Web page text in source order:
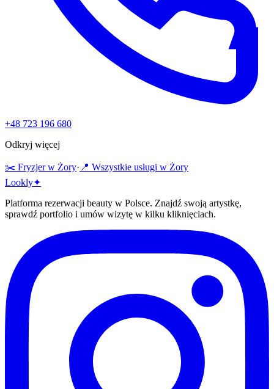
+48 723 196 680
Odkryj więcej
✂️ Fryzjerw Żory· 📍 Wszystkie usługi w Żory
Lookly✦
Platforma rezerwacji beauty w Polsce. Znajdź swoją artystkę,
sprawdź portfolio i umów wizytę w kilku kliknięciach.